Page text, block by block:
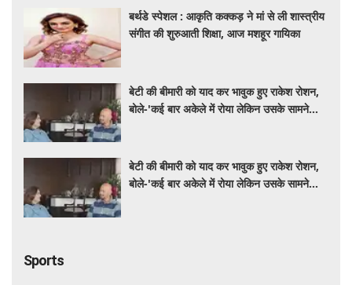
बर्थडे स्पेशल : आकृति कक्कड़ ने मां से ली शास्त्रीय
संगीत की शुरुआती शिक्षा, आज मशहूर गायिका
बेटी की बीमारी को याद कर भावुक हुए राकेश रोशन,
बोले-'कई बार अकेले में रोया लेकिन उसके सामने
बेटी की बीमारी को याद कर भावुक हुए राकेश रोशन,
बोले-'कई बार अकेले में रोया लेकिन उसके सामने
Sports